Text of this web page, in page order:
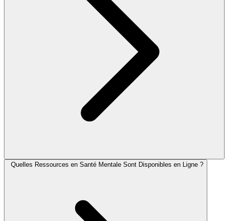
Quelles Ressources en Santé Mentale Sont Disponibles en Ligne ?